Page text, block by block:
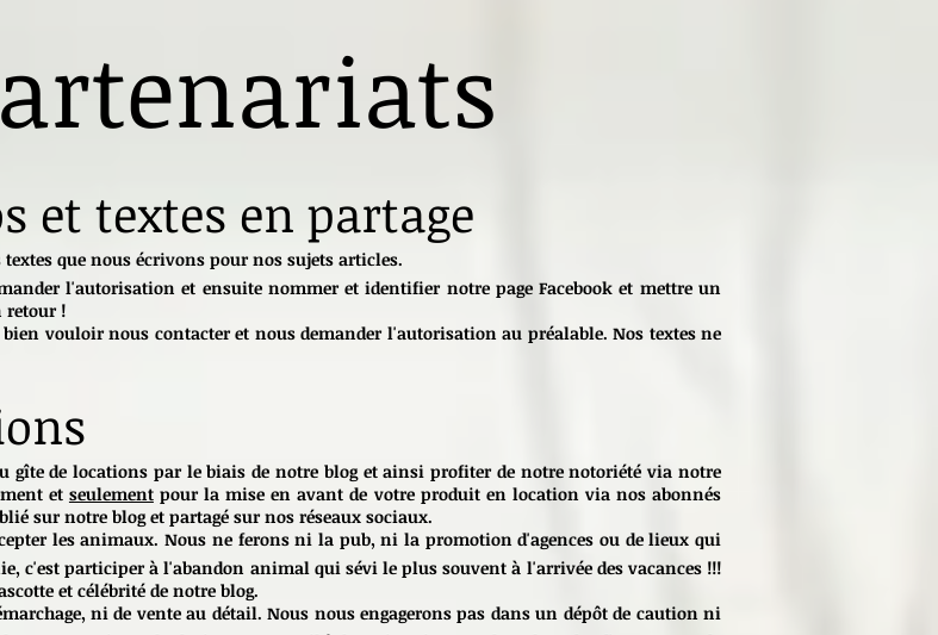
et textes en partage
que nous écrivons pour nos sujets articles.
l'autorisation et ensuite nommer et identifier notre page Facebook et mettre un
retour !
vouloir nous contacter et nous demander l'autorisation au préalable. Nos textes ne
gîte de locations par le biais de notre blog et ainsi profiter de notre notoriété via notre
et seulementpour la mise en avant de votre produit en location via nos abonnés
sur notre blog et partagé sur nos réseaux sociaux.
les animaux. Nous ne ferons ni la pub, ni la promotion d'agences ou de lieux qui
c'est participer à l'abandon animal qui sévi le plus souvent à l'arrivée des vacances !!!
et célébrité de notre blog.
ni de vente au détail. Nous nous engagerons pas dans un dépôt de caution ni